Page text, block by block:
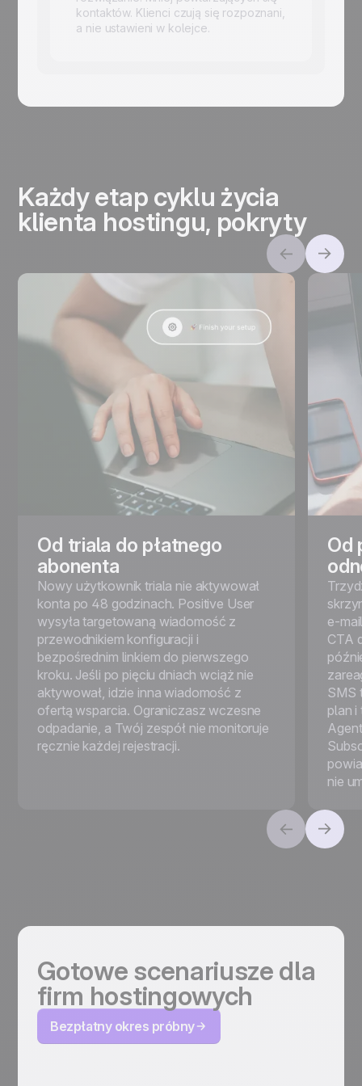
kontaktów. Klienci czują się rozpoznani,
a nie ustawieni w kolejce.
Każdy etap cyklu życia
klienta hostingu, pokryty
Od triala do płatnego
abonenta
Nowy użytkownik triala nie aktywował
konta po 48 godzinach. Positive User
wysyła targetowaną wiadomość z
przewodnikiem konfiguracji i
bezpośrednim linkiem do pierwszego
kroku. Jeśli po pięciu dniach wciąż nie
aktywował, idzie inna wiadomość z
ofertą wsparcia. Ograniczasz wczesne
odpadanie, a Twój zespół nie monitoruje
ręcznie każdej rejestracji.
Od
e-
CTA
SMS
plan i
nie
Gotowe scenariusze dla
firm hostingowych
Bezpłatny okres próbny